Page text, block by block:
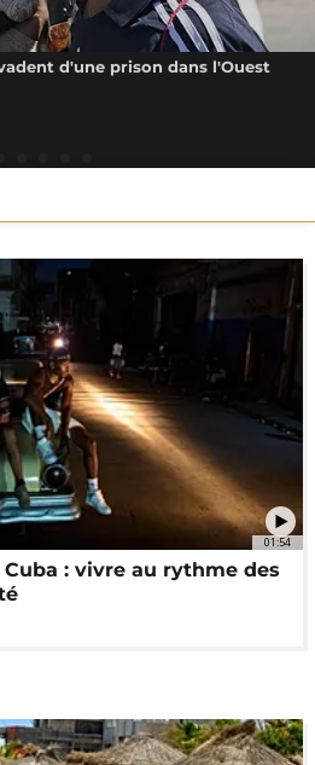
d'une prison dans l'Ouest
01:54
: vivre au rythme des